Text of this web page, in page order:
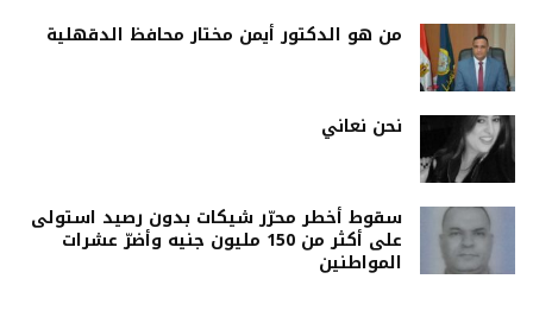
من هو الدكتور أيمن مختار محافظ الدقهلية
نحن نعاني
سقوط أخطر محرّر شيكات بدون رصيد استولى
على أكثر من 150 مليون جنيه وأضرّ عشرات
المواطنين